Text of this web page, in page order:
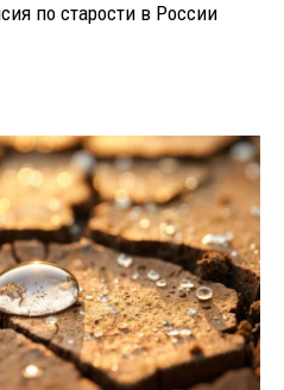
по старости в России